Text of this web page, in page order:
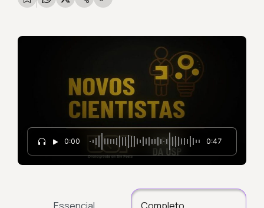
0:00 0:47